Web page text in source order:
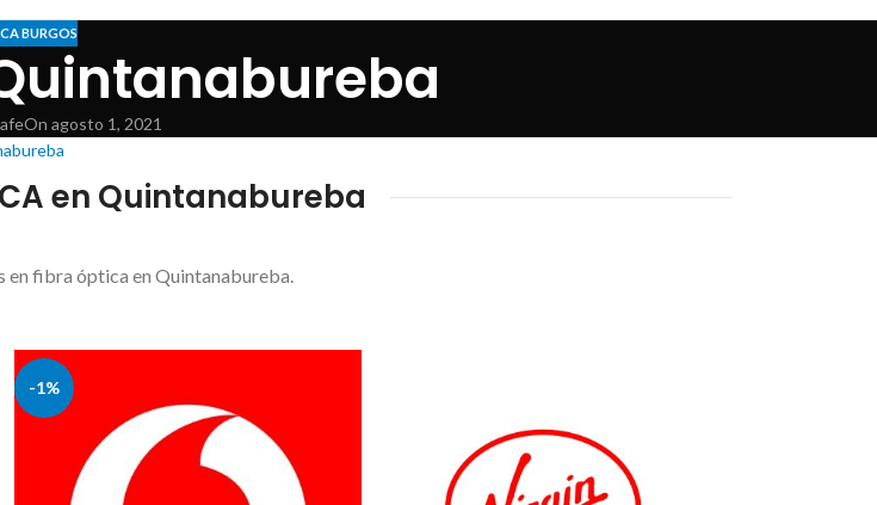
BURGOS
On agosto 1, 2021
en Quintanabureba
en fibra óptica en Quintanabureba.
-1%